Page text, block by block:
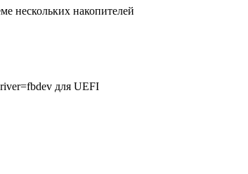
нескольких накопителей
для UEFI